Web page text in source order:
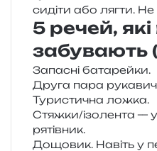
сиді­ти або лягти.
5 речей, які
забувають
Запасні бата­рей­ки.
Друга пара
Туристична ложка.
Стяжки/​ізолента —
рятівник.
Дощовик. Навіть у